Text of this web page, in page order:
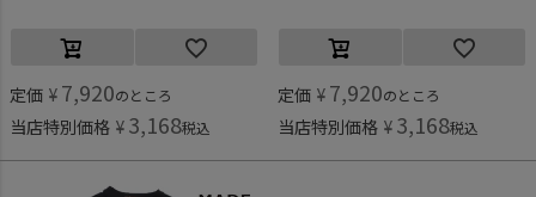
定価 ¥ 7,920のところ
当店特別価格 ¥ 3,168税込
定価 ¥ 7,920のところ
当店特別価格 ¥ 3,168税込